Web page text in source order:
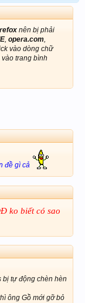
nên bị phải
, opera.com
vào dòng chữ
trang bình
đề gì cả
ko biết có sao
bị tự động chèn hèn
ông Gồ mới gỡ bỏ